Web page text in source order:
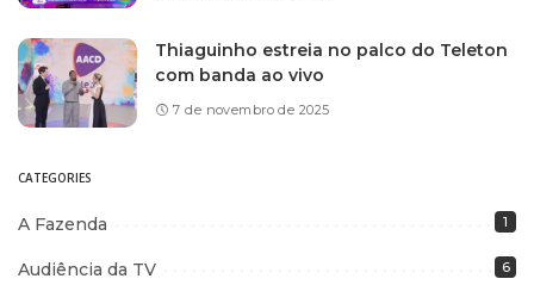
Thiaguinho estreia no palco do Teleton
com banda ao vivo
7 de novembro de 2025
CATEGORIES
A Fazenda 1
Audiência da TV 6